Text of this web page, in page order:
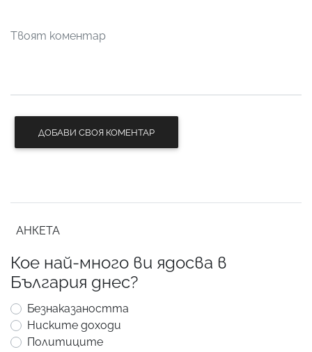
ДОБАВИ СВОЯ КОМЕНТАР
АНКЕТА
Кое най-много ви ядосва в
България днес?
Безнаказаността
Ниските доходи
Политиците